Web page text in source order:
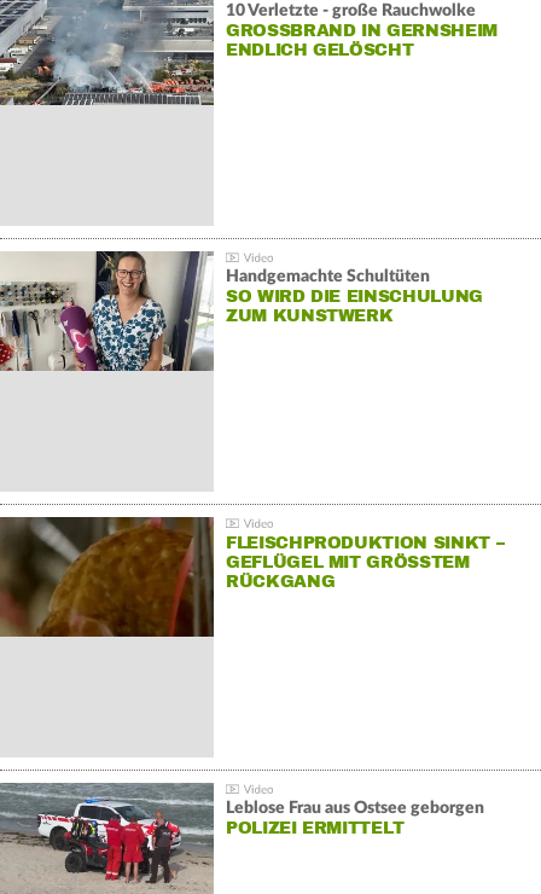
10 Verletzte - große Rauchwolke
GROSSBRAND IN GERNSHEIM E
NDLICH GELÖSCHT
Handgemachte Schultüten
SO WIRD DIE EINSCHULUNG
ZUM KUNSTWERK
FLEISCHPRODUKTION SINKT –
GEFLÜGEL MIT GRÖSSTEM R
ÜCKGANG
Leblose Frau aus Ostsee geborgen
POLIZEI ERMITTELT